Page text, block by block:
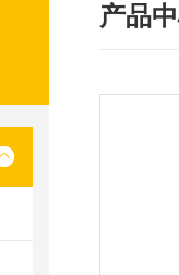
产品